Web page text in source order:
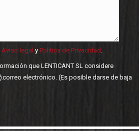
Aviso legal yPolítica de Privacidad .
que LENTICANT SL considere